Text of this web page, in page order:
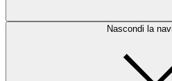
Nascondi la